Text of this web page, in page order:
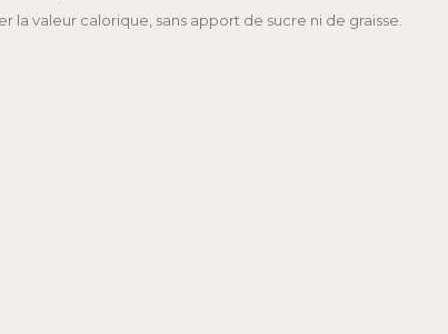
valeur calorique, sans apport de sucre ni de graisse.